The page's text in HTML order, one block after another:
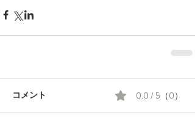
コメント 0.0 / 5（0）